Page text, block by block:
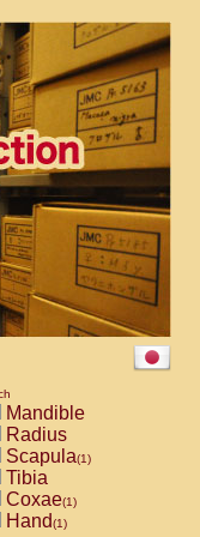
Mandible
Radius
Scapula(1)
Tibia
Coxae(1)
Hand(1)